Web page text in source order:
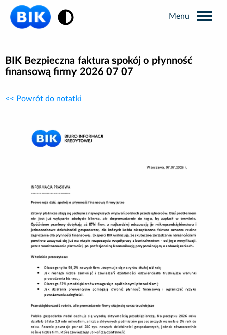
Publikacje BIK
Kontakt dla mediów
Poradnik BIK
Kontakt
Logowanie
Załóż konto
BIK Bezpieczna faktura spokój o płynność
finansową firmy 2026 07 07
<< Powrót do notatki